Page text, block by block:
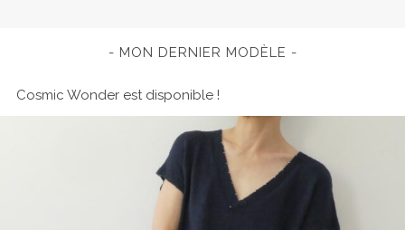
MON DERNIER MODÈLE
Cosmic Wonder est disponible !